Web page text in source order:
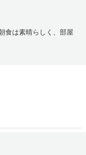
食は素晴らしく、部屋